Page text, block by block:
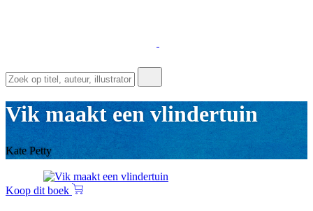
Vik maakt een vlindertuin
Kate Petty
Koop dit boek